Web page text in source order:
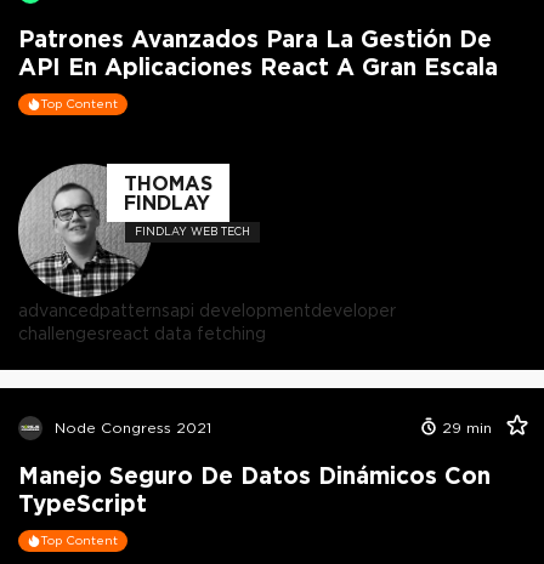
Patrones Avanzados Para La Gestión De
API En Aplicaciones React A Gran Escala
Top Content
THOMAS
FINDLAY
FINDLAY WEB TECH
advancedpatternsapi developmentdeveloper
challengesreact data fetching
Node Congress 2021 29 min
Manejo Seguro De Datos Dinámicos Con
TypeScript
Top Content